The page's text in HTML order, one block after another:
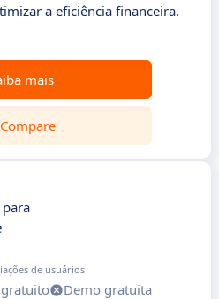
a eficiência financeira.
mais
Compare
de usuários
gratuito
Demo gratuita